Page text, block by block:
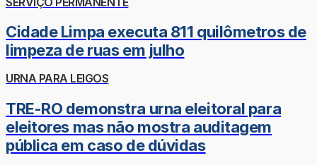
Cidade Limpa executa 811 quilômetros de
limpeza de ruas em julho
URNA PARA LEIGOS
TRE-RO demonstra urna eleitoral para
eleitores mas não mostra auditagem
pública em caso de dúvidas